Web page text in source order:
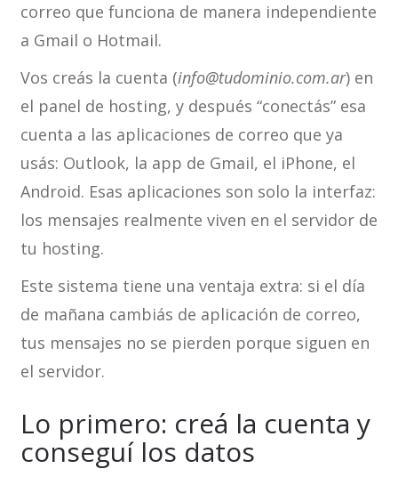
correo que funciona de manera independiente
a Gmail o Hotmail.
Vos creás la cuenta (info@tudominio.com.ar) en
el panel de hosting, y después “conectás” esa
cuenta a las aplicaciones de correo que ya
usás: Outlook, la app de Gmail, el iPhone, el
Android. Esas aplicaciones son solo la interfaz:
los mensajes realmente viven en el servidor de
tu hosting.
Este sistema tiene una ventaja extra: si el día
de mañana cambiás de aplicación de correo,
tus mensajes no se pierden porque siguen en
el servidor.
Lo primero: creá la cuenta y
conseguí los datos